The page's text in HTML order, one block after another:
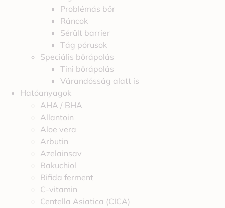
Problémás bőr
Ráncok
Sérült barrier
Tág pórusok
Speciális bőrápolás
Tini bőrápolás
Várandósság alatt is
Hatóanyagok
AHA / BHA
Allantoin
Aloe vera
Arbutin
Azelainsav
Bakuchiol
Bifida ferment
C-vitamin
Centella Asiatica (CICA)